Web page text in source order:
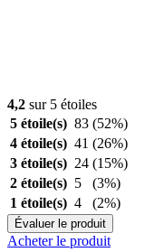
4,2 sur 5 étoiles
5 étoile(s) 83 (52%)
4 étoile(s) 41 (26%)
3 étoile(s) 24 (15%)
2 étoile(s) 5
(3%)
1 étoile(s) 4 (2%)
Évaluer le produit
Acheter le produit